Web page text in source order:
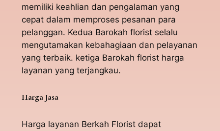
memiliki keahlian dan pengalaman yang
cepat dalam memproses pesanan para
pelanggan. Kedua Barokah florist selalu
mengutamakan kebahagiaan dan pelayanan
yang terbaik. ketiga Barokah florist harga
layanan yang terjangkau.
Harga Jasa
Harga layanan Berkah Florist dapat